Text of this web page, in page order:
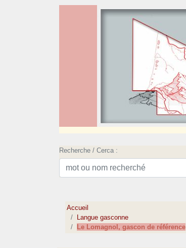
Recherche / Cerca :
Accueil
Langue gasconne
Le Lomagnol, gascon de référence